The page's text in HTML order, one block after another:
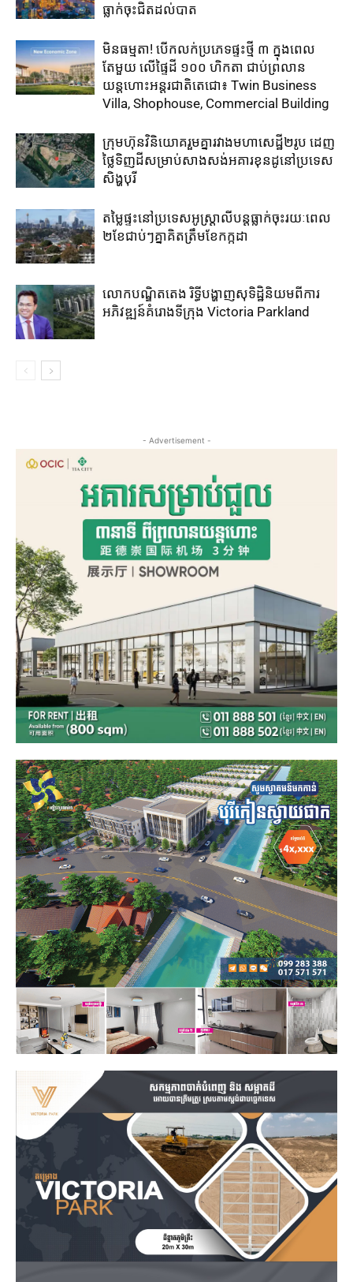
ធ្លាក់​ចុះ​ជិត​ដល់​បាត
មិនធម្មតា! បើកលក់ប្រភេទផ្ទះថ្មី ៣ ក្នុងពេល
តែមួយ លើផ្ទៃដី ១០០ ហិកតា ​ជាប់​ព្រលាន
យន្តហោះ​អន្តរជាតិតេជោ៖ ​Twin Business
Villa, Shophouse, Commercial Building
ក្រុមហ៊ុន​វិនិយោគ​រួម​គ្នា​រវាង​មហាសេដ្ឋី២រូប ​ដេញ​
ថ្លៃ​ទិញ​ដី​សម្រាប់​សាងសង់​អគារខុនដូ​នៅ​ប្រទេស​
សិង្ហបុរី​
តម្លៃ​ផ្ទះ​នៅ​ប្រទេស​អូស្ត្រាលី​បន្ត​ធ្លាក់​ចុះ​រយៈ​ពេល​
២​ខែ​ជាប់ៗ​គ្នា​គិត​ត្រឹម​ខែ​កក្កដា​
លោកបណ្ឌិតតេង រិទ្ធីបង្ហាញសុទិដ្ឋិនិយមពីការ
អភិវឌ្ឍន៍គំរោងទីក្រុង Victoria Parkland
- Advertisement -